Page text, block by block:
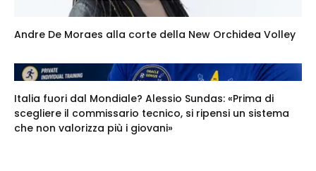
Andre De Moraes alla corte della New Orchidea Volley
Italia fuori dal Mondiale? Alessio Sundas: «Prima di
scegliere il commissario tecnico, si ripensi un sistema
che non valorizza più i giovani»